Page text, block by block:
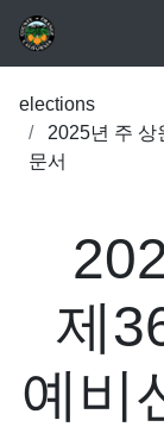
elections
2025년 주 상
문서
제
예비